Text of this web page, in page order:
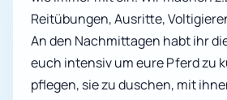
Reitübungen, Ausritte,
An den Nachmittagen habt ihr
euch intensiv um eure Pferd zu
pflegen, sie zu duschen, mit